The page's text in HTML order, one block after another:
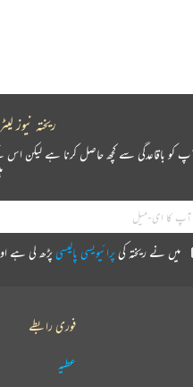
ریختہ نیوز
کو باقاعدگی سے کچھ حاصل کرنا ہے لیکن
میں نے ریختہ کیپرائیویسی پالیسیپڑھ لی ہے
فوری رابطے
عطیہ